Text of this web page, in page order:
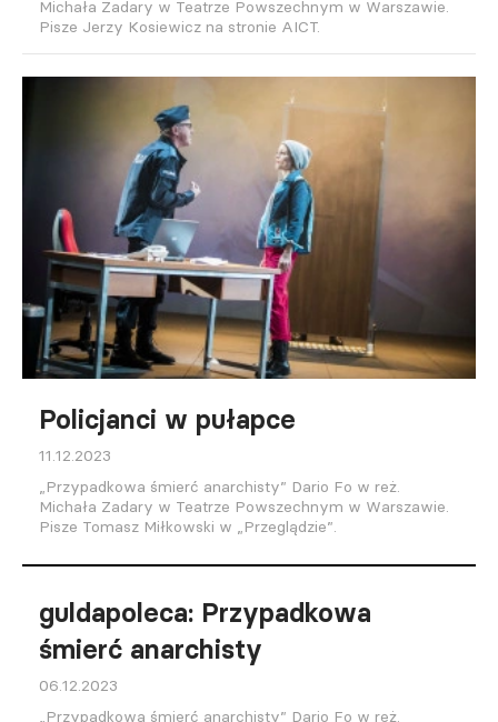
Michała Zadary w Teatrze Powszechnym w Warszawie.
Pisze Jerzy Kosiewicz na stronie AICT.
Policjanci w pułapce
11.12.2023
„Przypadkowa śmierć anarchisty” Dario Fo w reż.
Michała Zadary w Teatrze Powszechnym w Warszawie.
Pisze Tomasz Miłkowski w „Przeglądzie”.
guldapoleca: Przypadkowa
śmierć anarchisty
06.12.2023
„Przypadkowa śmierć anarchisty” Dario Fo w reż.